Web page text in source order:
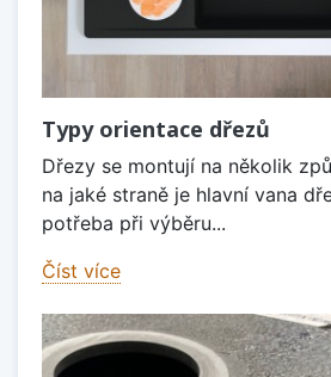
Typy orientace dřezů
Dřezy se montují na několik
na jaké straně je hlavní vana
potřeba při výběru...
Číst více